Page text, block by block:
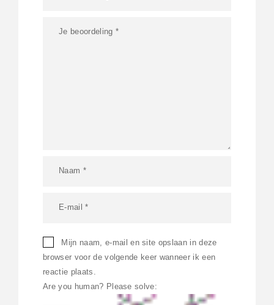
Mijn naam, e-mail en site opslaan in deze
browser voor de volgende keer wanneer ik een
reactie plaats.
Are you human? Please solve: